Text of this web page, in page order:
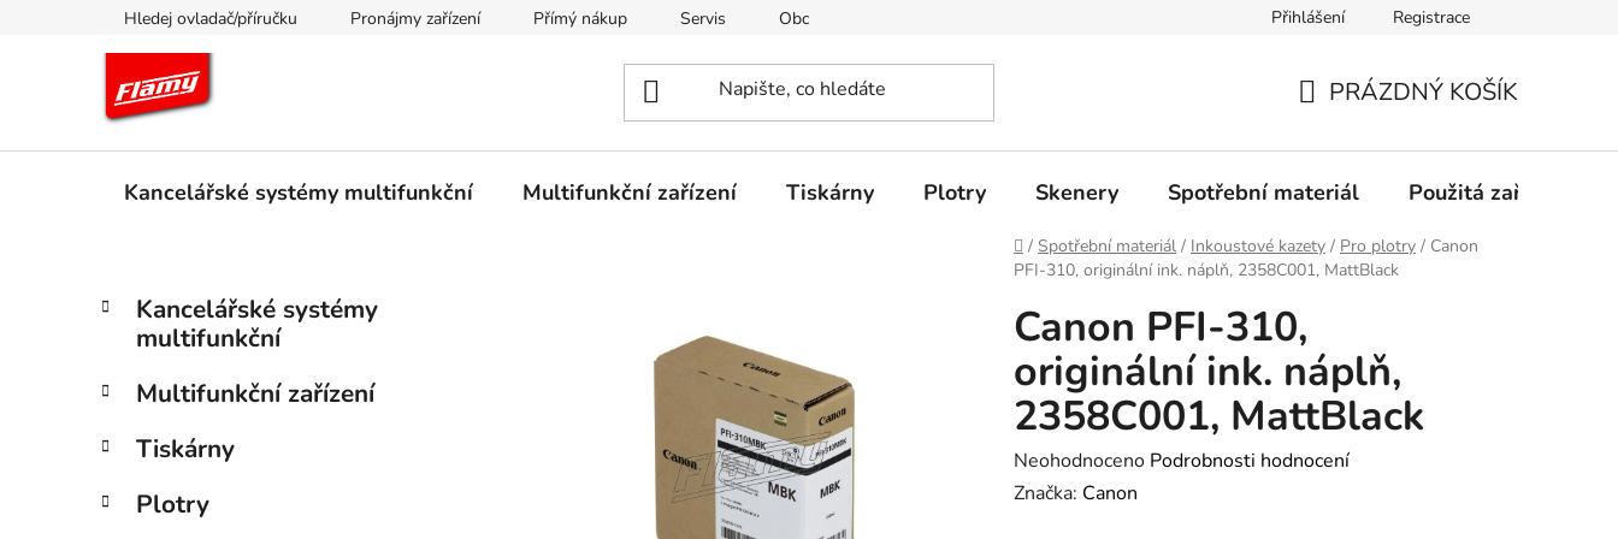
Hledej ovladač/příručku Pronájmy zařízení Přímý nákup Servis Obchodní podmínky Aktuality Ochrana osobních údajů
Přihlášení Registrace
KOŠÍK
PRÁZDNÝ KOŠÍK
Kancelářské systémy multifunkční Multifunkční zařízení Tiskárny Plotry Skenery Spotřební materiál Použitá zařízení
Domů
/ Spotřební materiál / Inkoustové kazety / Pro plotry / Canon
PFI-310, originální ink. náplň, 2358C001, MattBlack
P
t
a
n
Přeskočit
kategorie
K
a
g
r
e
Kancelářské systémy
multifunkční
Multifunkční zařízení
Tiskárny
Plotry
Canon PFI-310,
originální ink. náplň,
2358C001, MattBlack
Průměrné
hodnocení
Neohodnoceno Podrobnosti hodnocení
Značka: Canon